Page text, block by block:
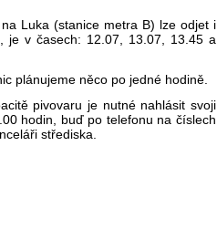
Luka (stanice metra B) lze odjet i
je v časech: 12.07, 13.07, 13.45 a
plánujeme něco po jedné hodině.
pivovaru je nutné nahlásit svoji
hodin, buď po telefonu na číslech
střediska.